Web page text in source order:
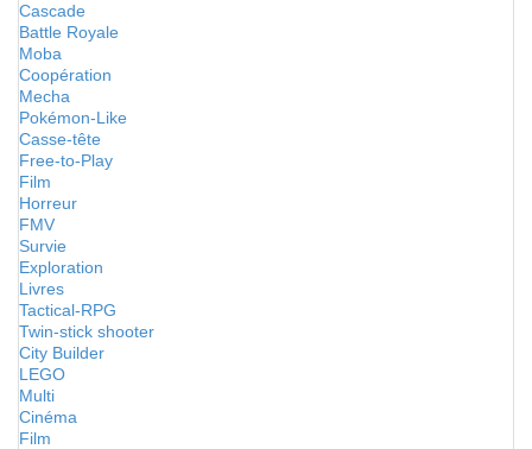
Cascade
Battle Royale
Moba
Coopération
Mecha
Pokémon-Like
Casse-tête
Free-to-Play
Film
Horreur
FMV
Survie
Exploration
Livres
Tactical-RPG
Twin-stick shooter
City Builder
LEGO
Multi
Cinéma
Film